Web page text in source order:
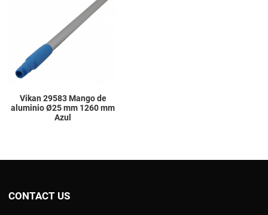
Vikan 29583 Mango de
aluminio Ø25 mm 1260 mm
Azul
CONTACT US